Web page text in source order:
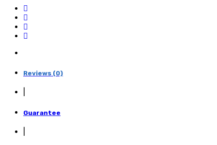
Reviews (0)
Guarantee